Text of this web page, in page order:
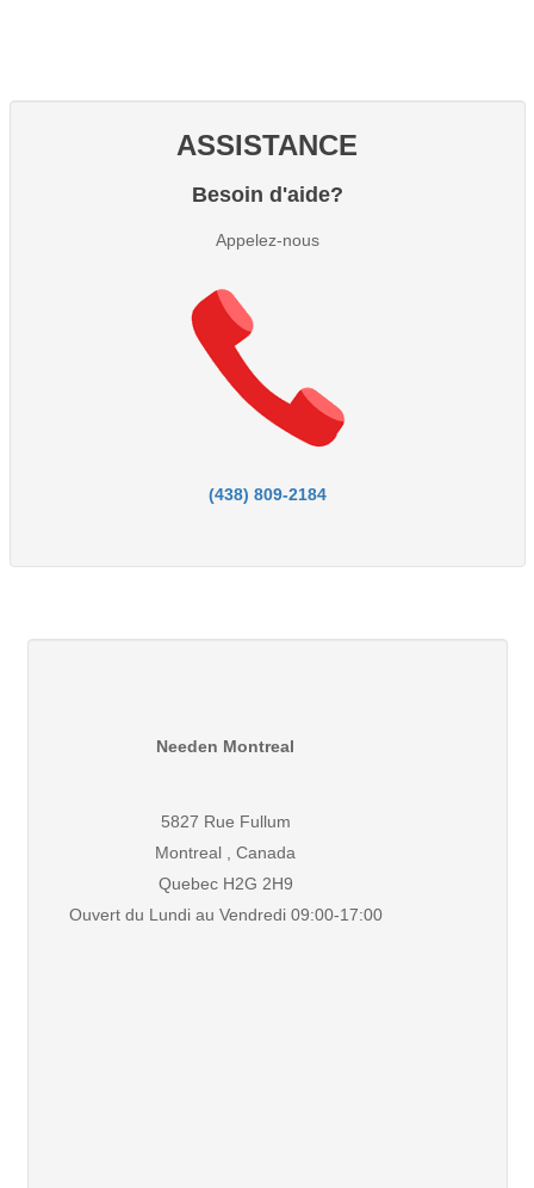
ASSISTANCE
Besoin d'aide?
Appelez-nous
(438) 809-2184
Needen Montreal
5827 Rue Fullum
Montreal , Canada
Quebec H2G 2H9
Ouvert du Lundi au Vendredi 09:00-17:00